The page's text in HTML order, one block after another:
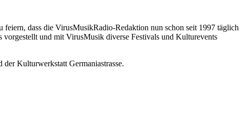
dass die VirusMusikRadio-Redaktion nun schon seit 1997 täglich
und mit VirusMusik diverse Festivals und Kulturevents
Kulturwerkstatt Germaniastrasse.